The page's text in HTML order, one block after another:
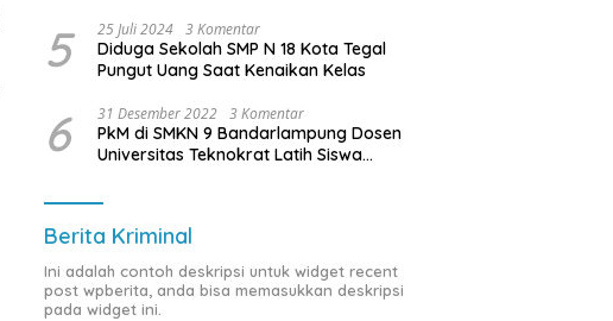
Dibayar
5 25 Juli 2024 3 Komentar
Diduga Sekolah SMP N 18 Kota Tegal
Pungut Uang Saat Kenaikan Kelas
6 31 Desember 2022 3 Komentar
PkM di SMKN 9 Bandarlampung Dosen
Universitas Teknokrat Latih Siswa
Berita Kriminal
Ini adalah contoh deskripsi untuk widget recent
post wpberita, anda bisa memasukkan deskripsi
pada widget ini.